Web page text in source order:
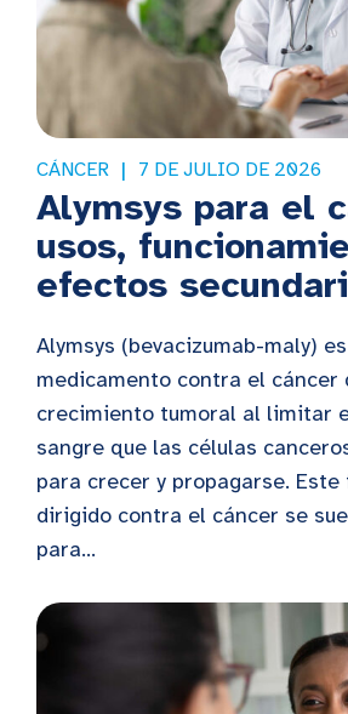
CÁNCER 7 DE JULIO DE 2026
Alymsys para el
usos,
efectos
Alymsys (bevacizumab-maly)
medicamento contra el cáncer
crecimiento tumoral al limitar
sangre que las células
para crecer y propagarse. Este
dirigido contra el cáncer se
para...